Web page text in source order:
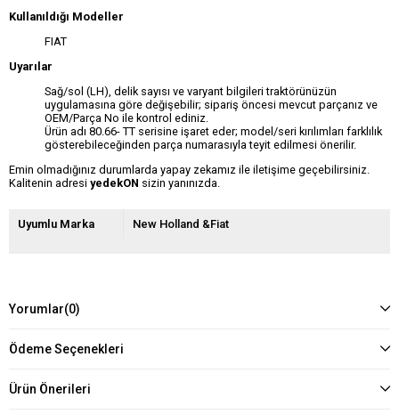
Kullanıldığı Modeller
FIAT
Uyarılar
Sağ/sol (LH), delik sayısı ve varyant bilgileri traktörünüzün
uygulamasına göre değişebilir; sipariş öncesi mevcut parçanız ve
OEM/Parça No ile kontrol ediniz.
Ürün adı 80.66- TT serisine işaret eder; model/seri kırılımları farklılık
gösterebileceğinden parça numarasıyla teyit edilmesi önerilir.
Emin olmadığınız durumlarda yapay zekamız ile iletişime geçebilirsiniz.
Kalitenin adresi yedekON sizin yanınızda.
Uyumlu Marka New Holland &Fiat
Yorumlar(0)
Ödeme Seçenekleri
Ürün Önerileri